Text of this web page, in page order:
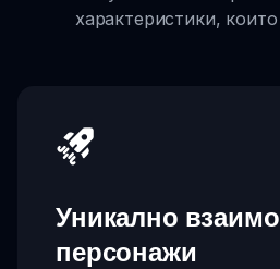
характеристики,
Уникално
персонажи